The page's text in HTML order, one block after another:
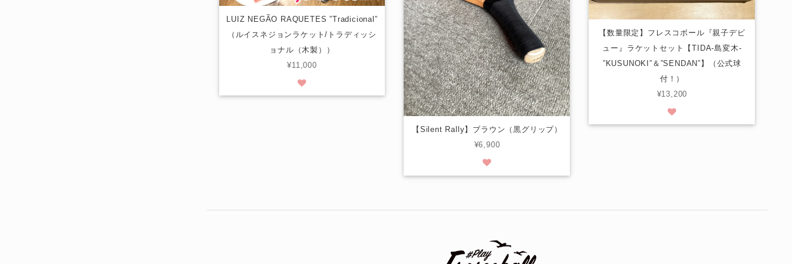
LUIZ NEGÃO RAQUETES ”Tradicional”
（ルイスネジョンラケット/トラディッシ
ョナル（木製））
¥11,000
【Silent Rally】ブラウン（黒グリップ）
¥6,900
【数量限定】フレスコボール『親子デビ
ュー』ラケットセット【TIDA-島変木-
”KUSUNOKI”＆”SENDAN”】（公式球
付！）
¥13,200